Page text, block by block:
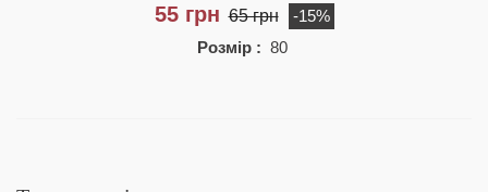
55 грн 65 грн
-15%
Розмір : 80